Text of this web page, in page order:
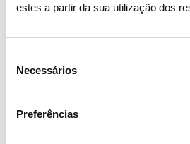
estes a partir da sua utilização dos
Necessários
Preferências
Fitch sobe rating de